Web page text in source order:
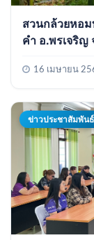
สวนกล้วยหอ
คำ อ.พรเจริญ
16 เมษายน
ข่าวประชาสัมพันธ์